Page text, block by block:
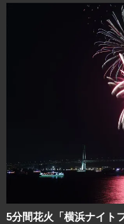
5分間花火「横浜ナイト